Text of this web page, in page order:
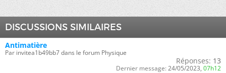
DISCUSSIONS SIMILAIRES
Antimatière
Par invitea1b49bb7 dans le forum Physique
Réponses: 13
Dernier message: 24/05/2023, 07h12